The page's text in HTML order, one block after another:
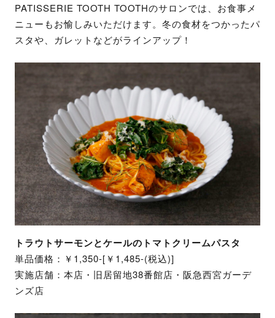
PATISSERIE TOOTH TOOTHのサロンでは、お食事メ
ニューもお愉しみいただけます。冬の食材をつかったパ
スタや、ガレットなどがラインアップ！
トラウトサーモンとケールのトマトクリームパスタ
単品価格：￥1,350-[￥1,485-(税込)]
実施店舗：本店・旧居留地38番館店・阪急西宮ガーデ
ンズ店